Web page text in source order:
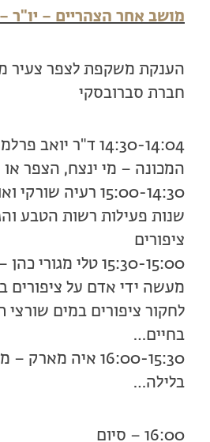
מושב אחר הצהריים – יו"ר
הענקת משקפת לצפר צעיר
חברת סברובסקי
14:30-14:04 ד"ר
המכונה – מי ינצח, הצפר או Merlin?
שנות פעילות רשות הטבע
ציפורים
15:30-15:00 טלי
מעשה ידי אדם על ציפורים
לחקור ציפורים במים שורצי
בחיים…
16:00-15:30 איה
בלילה…
16:00 – סיום